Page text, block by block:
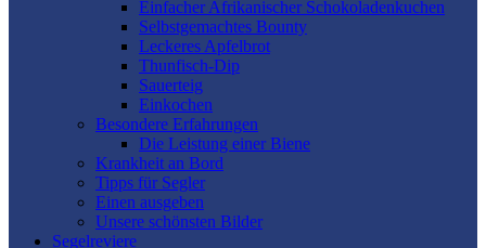
Einfacher Afrikanischer Schokoladenkuchen
Selbstgemachtes Bounty
Leckeres Apfelbrot
Thunfisch-Dip
Sauerteig
Einkochen
Besondere Erfahrungen
Die Leistung einer Biene
Krankheit an Bord
Tipps für Segler
Einen ausgeben
Unsere schönsten Bilder
Segelreviere